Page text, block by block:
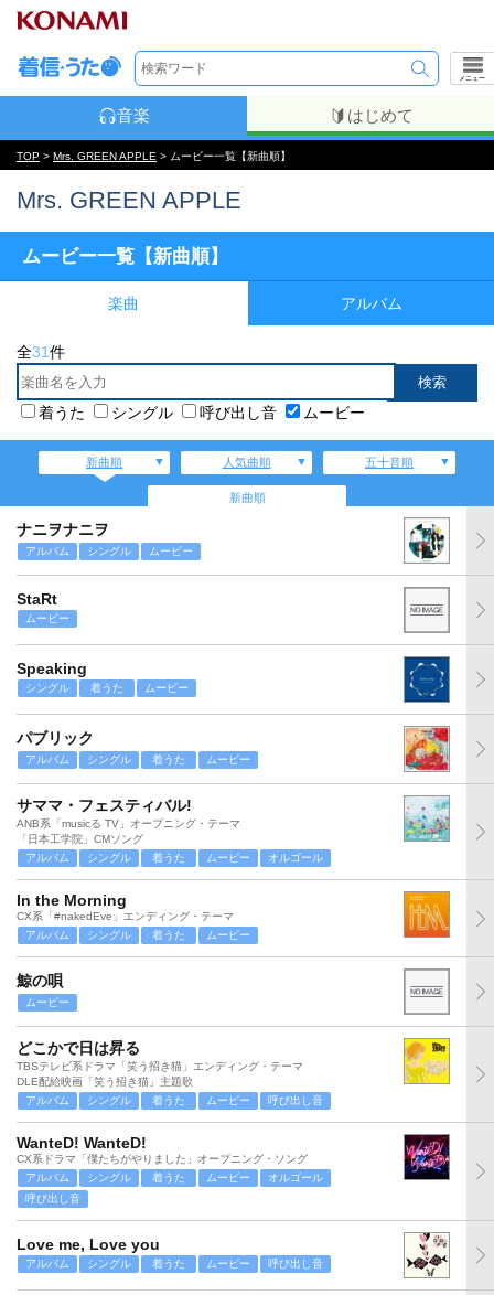
メニュー
音楽 はじめて
TOP > Mrs. GREEN APPLE > ムービー一覧【新曲順】
Mrs. GREEN APPLE
ムービー一覧【新曲順】
楽曲 アルバム
全31件
着うた シングル 呼び出し音 ムービー
新曲順 人気曲順 五十音順
新曲順
ナニヲナニヲ
アルバム シングル ムービー
StaRt
ムービー
Speaking
シングル 着うた ムービー
パブリック
アルバム シングル 着うた ムービー
サママ・フェスティバル!
ANB系「musicる TV」オープニング・テーマ
「日本工学院」CMソング
アルバム
シングル 着うた ムービー オルゴール
In the Morning
CX系「#nakedEve」エンディング・テーマ
アルバム
シングル 着うた ムービー
鯨の唄
ムービー
どこかで日は昇る
TBSテレビ系ドラマ「笑う招き猫」エンディング・テーマ
DLE配給映画「笑う招き猫」主題歌
アルバム
シングル 着うた ムービー 呼び出し音
WanteD! WanteD!
CX系ドラマ「僕たちがやりました」オープニング・ソング
アルバム
シングル 着うた ムービー
オルゴール
呼び出し音
Love me, Love you
アルバム シングル 着うた ムービー 呼び出し音